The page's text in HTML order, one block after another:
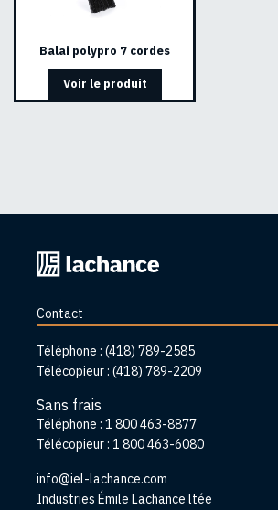
Balai polypro 7 cordes
Voir le produit
Retourner
à
Contact
Téléphone : (418) 789-2585
Télécopieur : (418) 789-2209
Sans frais
Téléphone : 1 800 463-8877
Télécopieur : 1 800 463-6080
info@iel-lachance.com
Adresse
Industries Émile Lachance ltée